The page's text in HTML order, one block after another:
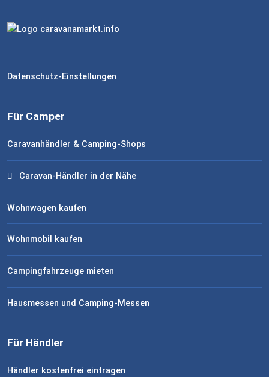
Datenschutz-Einstellungen
Für Camper
Caravanhändler & Camping-Shops
Caravan-Händler in der Nähe
Wohnwagen kaufen
Wohnmobil kaufen
Campingfahrzeuge mieten
Hausmessen und Camping-Messen
Für Händler
Händler kostenfrei eintragen